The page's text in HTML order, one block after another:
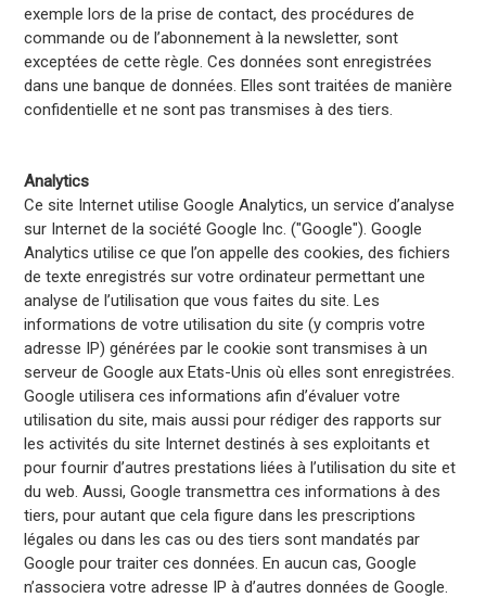
exemple lors de la prise de contact, des procédures de
commande ou de l’abonnement à la newsletter, sont
exceptées de cette règle. Ces données sont enregistrées
dans une banque de données. Elles sont traitées de manière
confidentielle et ne sont pas transmises à des tiers.
Analytics
Ce site Internet utilise Google Analytics, un service d’analyse
sur Internet de la société Google Inc. ("Google"). Google
Analytics utilise ce que l’on appelle des cookies, des fichiers
de texte enregistrés sur votre ordinateur permettant une
analyse de l’utilisation que vous faites du site. Les
informations de votre utilisation du site (y compris votre
adresse IP) générées par le cookie sont transmises à un
serveur de Google aux Etats-Unis où elles sont enregistrées.
Google utilisera ces informations afin d’évaluer votre
utilisation du site, mais aussi pour rédiger des rapports sur
les activités du site Internet destinés à ses exploitants et
pour fournir d’autres prestations liées à l’utilisation du site et
du web. Aussi, Google transmettra ces informations à des
tiers, pour autant que cela figure dans les prescriptions
légales ou dans les cas ou des tiers sont mandatés par
Google pour traiter ces données. En aucun cas, Google
n’associera votre adresse IP à d’autres données de Google.